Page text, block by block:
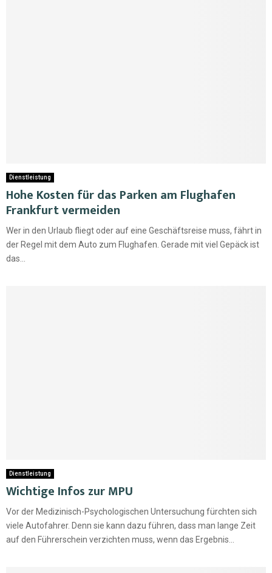
Dienstleistung
Hohe Kosten für das Parken am Flughafen
Frankfurt vermeiden
Wer in den Urlaub fliegt oder auf eine Geschäftsreise muss, fährt in
der Regel mit dem Auto zum Flughafen. Gerade mit viel Gepäck ist
das...
Dienstleistung
Wichtige Infos zur MPU
Vor der Medizinisch-Psychologischen Untersuchung fürchten sich
viele Autofahrer. Denn sie kann dazu führen, dass man lange Zeit
auf den Führerschein verzichten muss, wenn das Ergebnis...